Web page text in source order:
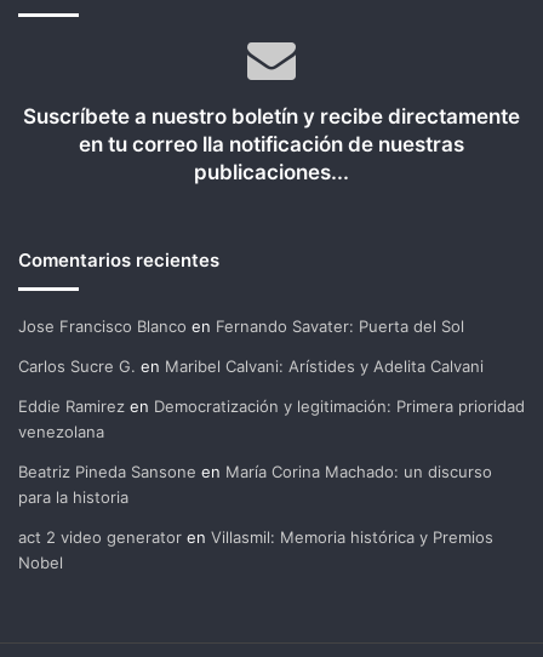
Suscríbete a nuestro boletín y recibe directamente
en tu correo lla notificación de nuestras
publicaciones...
Comentarios recientes
Jose Francisco Blanco en Fernando Savater: Puerta del Sol
Carlos Sucre G. en Maribel Calvani: Arístides y Adelita Calvani
Eddie Ramirez en Democratización y legitimación: Primera prioridad
venezolana
Beatriz Pineda Sansone en María Corina Machado: un discurso
para la historia
act 2 video generator en Villasmil: Memoria histórica y Premios
Nobel